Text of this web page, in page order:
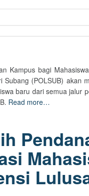
Kampus bagi
(POLSUB) akan
baru dari semua jalur
Read more…